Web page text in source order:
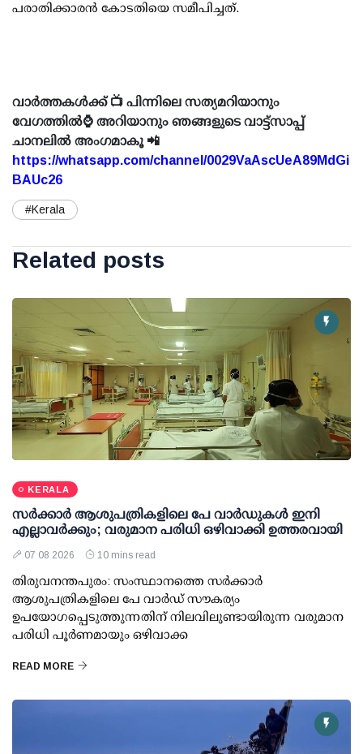
പരാതിക്കാരന്‍ കോടതിയെ സമീപിച്ചത്.
വാർത്തകൾക്ക് 📺 പിന്നിലെ സത്യമറിയാനും
വേഗത്തിൽ⌚ അറിയാനും ഞങ്ങളുടെ വാട്ട്സാപ്പ്
ചാനലിൽ അംഗമാകൂ 📲
https://whatsapp.com/channel/0029VaAscUeA89MdGi
BAUc26
#Kerala
Related posts
KERALA
സര്‍ക്കാര്‍ ആശുപത്രികളിലെ പേ വാര്‍ഡുകള്‍ ഇനി
എല്ലാവര്‍ക്കും; വരുമാന പരിധി ഒഴിവാക്കി ഉത്തരവായി
07 08 2026 10 mins read
തിരുവനന്തപുരം: സംസ്ഥാനത്തെ സര്‍ക്കാര്‍
ആശുപത്രികളിലെ പേ വാര്‍ഡ് സൗകര്യം
ഉപയോഗപ്പെടുത്തുന്നതിന് നിലവിലുണ്ടായിരുന്ന വരുമാന
പരിധി പൂര്‍ണമായും ഒഴിവാക്ക
READ MORE